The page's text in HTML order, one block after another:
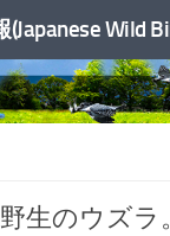
生のウズラ